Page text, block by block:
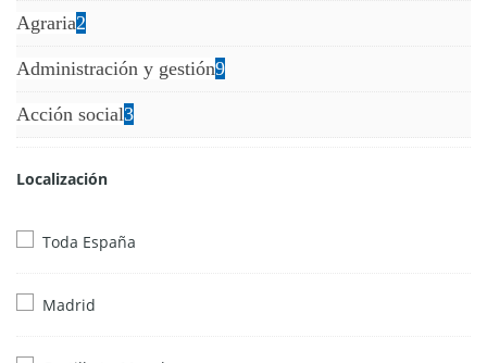
Agraria2
Administración y gestión9
Acción social3
Localización
Toda España
Madrid